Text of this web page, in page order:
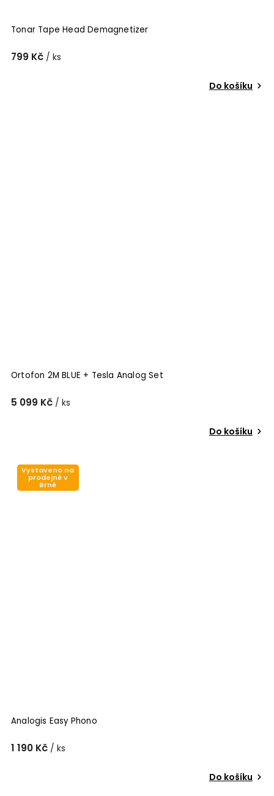
Tonar Tape Head Demagnetizer
799 Kč / ks
Do košíku
Ortofon 2M BLUE + Tesla Analog Set
5 099 Kč / ks
Do košíku
Vystaveno na
prodejně v
Brně
Analogis Easy Phono
1 190 Kč / ks
Do košíku